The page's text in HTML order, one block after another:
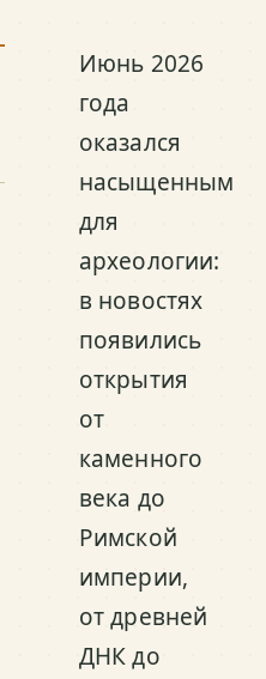
Июнь 2026
года
оказался
насыщенным
для
археологии:
в новостях
появились
открытия
от
каменного
века до
Римской
империи,
от древней
ДНК до